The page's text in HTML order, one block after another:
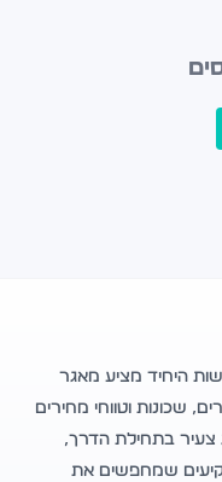
היחיד מציע מאגר
שכונות וטווחי מחירים
צעיר בתחילת הדרך,
שמחפשים את